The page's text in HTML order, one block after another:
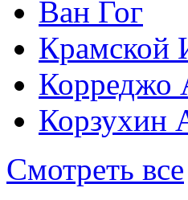
Ван Гог
Крамской
Корреджо
Корзухин
Смотреть все